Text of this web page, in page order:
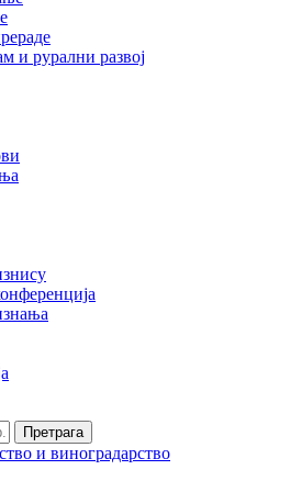
и рурални развој
Претрага
и виноградарство